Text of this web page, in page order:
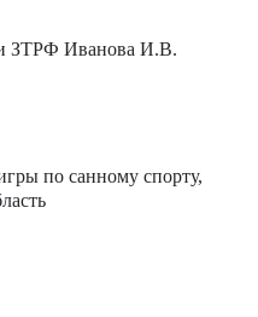
ЗТРФ Иванова И.В.
по санному спорту,